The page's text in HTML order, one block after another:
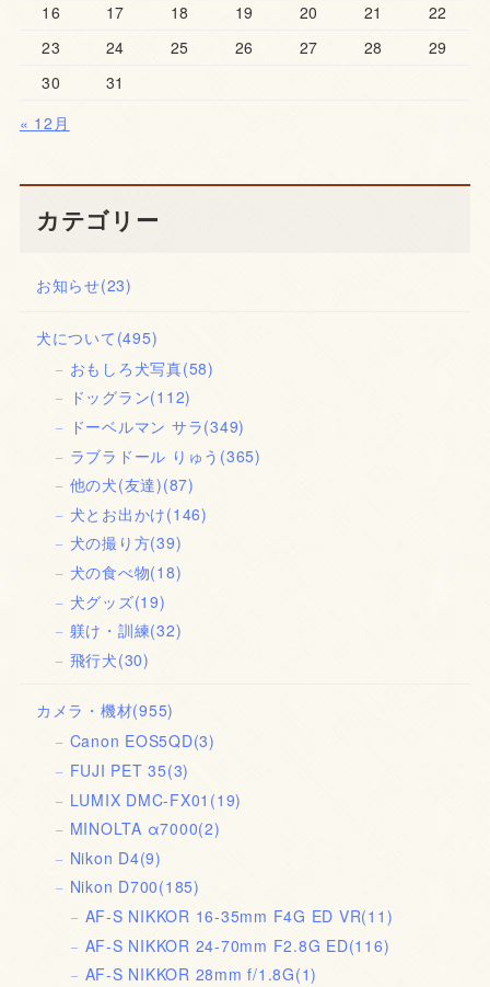
16
17 18 19 20 21
22
23
24 25 26 27 28
29
30
31
« 12月
カテゴリー
お知らせ(23)
犬について (495)
おもしろ犬写真(58)
ドッグラン(112)
ドーベルマン サラ(349)
ラブラドール りゅう (365)
他の犬(友達)(87)
犬とお出かけ(146)
犬の撮り方(39)
犬の食べ物(18)
犬グッズ(19)
躾け・訓練(32)
飛行犬(30)
カメラ・機材(955)
Canon EOS5QD(3)
FUJI PET 35(3)
LUMIX DMC-FX01 (19)
MINOLTA α7000(2)
Nikon D4(9)
Nikon D700(185)
AF-S NIKKOR 16-35mm F4G ED VR(11)
AF-S NIKKOR 24-70mm F2.8G ED(116)
AF-S NIKKOR 28mm f/1.8G(1)